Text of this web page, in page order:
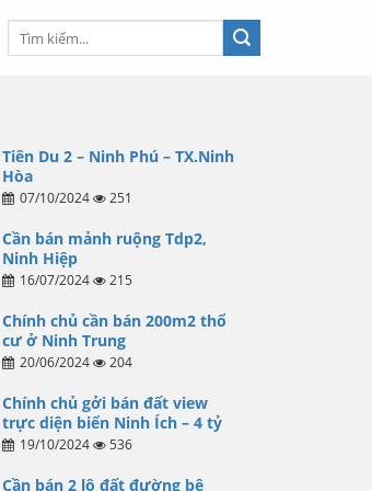
Tiên Du 2 – Ninh Phú – TX.Ninh
Hòa
07/10/2024 251
Cần bán mảnh ruộng Tdp2,
Ninh Hiệp
16/07/2024 215
Chính chủ cần bán 200m2 thổ
cư ở Ninh Trung
20/06/2024 204
Chính chủ gởi bán đất view
trực diện biển Ninh Ích – 4 tỷ
19/10/2024 536
Cần bán 2 lô đất đường bê